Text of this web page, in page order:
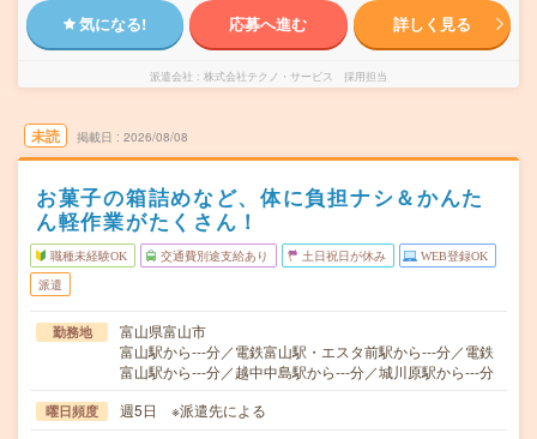
気になる! 応募へ進む 詳しく見る
派遣会社 株式会社テクノ・サービス 採用担当
未読 掲載日 2026/08/08
お菓子の箱詰めなど、体に負担ナシ＆かんた
ん軽作業がたくさん！
職種未経験OK 交通費別途支給あり 土日祝日が休み WEB登録OK
派遣
勤務地
富山県富山市
富山駅から---分／電鉄富山駅・エスタ前駅から---分／電鉄
富山駅から---分／越中中島駅から---分／城川原駅から---分
曜日頻度 週5日 ※派遣先による